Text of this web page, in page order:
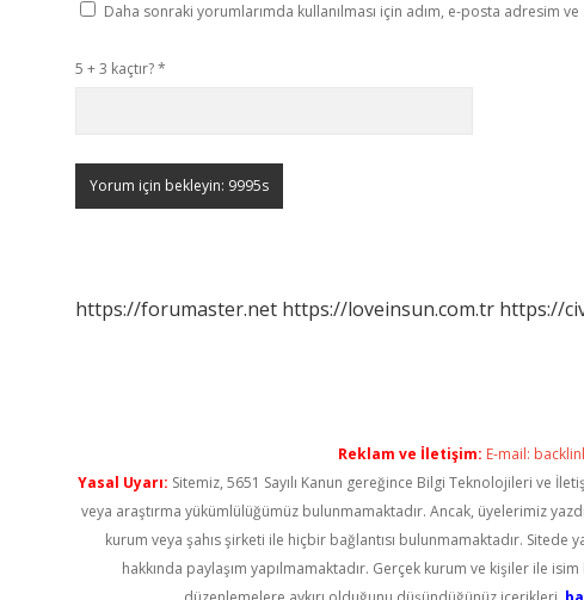
Daha sonraki yorumlarımda kullanılması için adım, e-posta adresim
5 + 3 kaçtır?*
https://forumaster.net https://loveinsun.com.tr https://
Reklam ve İletişim: E-mail:
Yasal Uyarı: Sitemiz, 5651 Sayılı Kanun gereğince Bilgi Teknolojileri ve
veya araştırma yükümlülüğümüz bulunmamaktadır. Ancak, üyelerimiz
kurum veya şahıs şirketi ile hiçbir bağlantısı bulunmamaktadır.
hakkında paylaşım yapılmamaktadır. Gerçek kurum ve kişiler ile